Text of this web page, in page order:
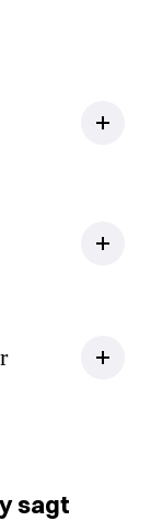
sagt